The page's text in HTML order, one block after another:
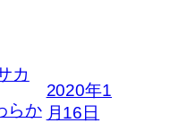
カ
らか
2020年1
月16日